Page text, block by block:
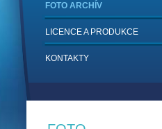
FOTO ARCHÍV
LICENCE A PRODUKCE
KONTAKTY